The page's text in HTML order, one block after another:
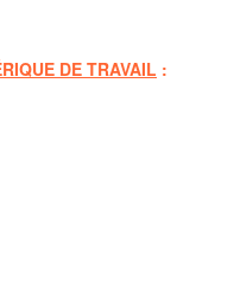
DE TRAVAIL :